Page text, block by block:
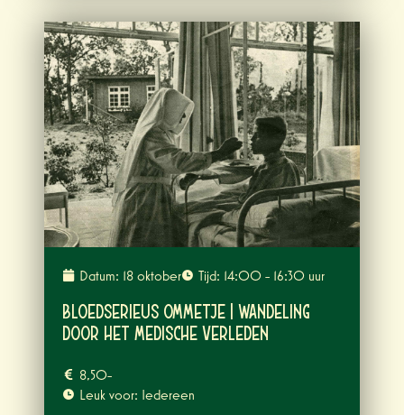
Datum: 18 oktober Tijd: 14:00 - 16:30 uur
Bloedserieus Ommetje | Wandeling
door het medische verleden
8,50-
Leuk voor: Iedereen